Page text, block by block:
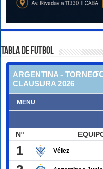
TABLA DE FUTBOL